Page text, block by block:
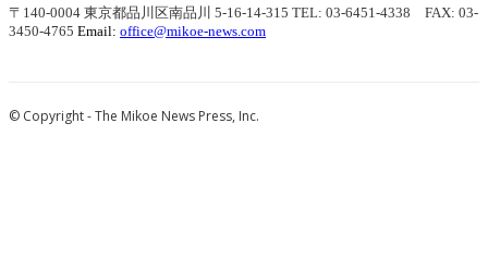
〒140-0004 東京都品川区南品川 5-16-14-315 TEL: 03-6451-4338 FAX: 03-
3450-4765 Email: office@mikoe-news.com
© Copyright - The Mikoe News Press, Inc.